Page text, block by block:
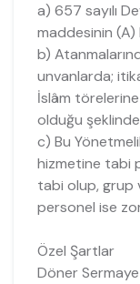
a) 657 sayılı
maddesinin (A)
b)
unvanlarda;
İslâm
olduğu
c) Bu
hizmetine tabi
tabi olup, grup
personel ise
Özel Şartlar
Döner